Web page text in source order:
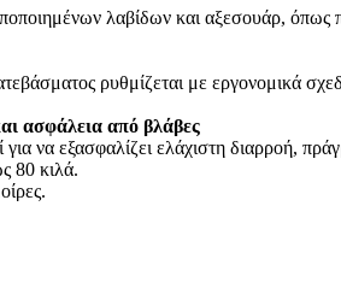
λαβίδων και αξεσουάρ, όπως
ρυθμίζεται με εργονομικά
ασφάλεια από βλάβες
να εξασφαλίζει ελάχιστη διαρροή,
80 κιλά.